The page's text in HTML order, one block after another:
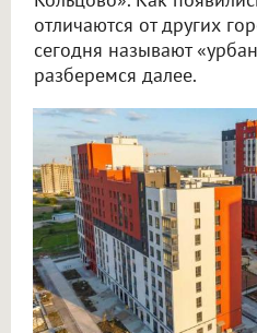
отличаются от других
сегодня называют
разберемся далее.